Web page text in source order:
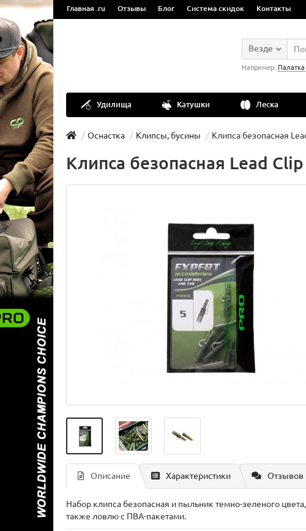
Главная .ru Отзывы Блог Система скидок Контакты
Везде
Например: Палатка
Удилища Катушки Леска
Оснастка Клипсы, бусины Клипса безопасная
Клипса безопасная Lead
Описание Характеристики Отзывов
Набор клипса безопасная и пыльник темно-зеленого
также ловлю с ПВА-пакетами.